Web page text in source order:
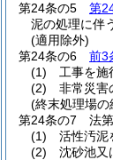
第24条の5
第
泥の処理に伴
(適用除外)
第24条の6
前3
(1)
工事を施
(2)
非常災害
(終末処理場の
第24条の7
法
(1)
活性汚泥
(2)
沈砂池又